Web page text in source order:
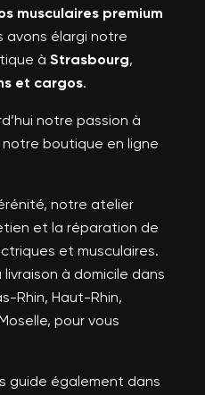
musculaires premium
avons élargi notre
à Strasbourg,
et cargos.
notre passion à
boutique en ligne
notre atelier
et la réparation de
et musculaires.
à domicile dans
Rhin, Haut-Rhin,
pour vous
guide également dans